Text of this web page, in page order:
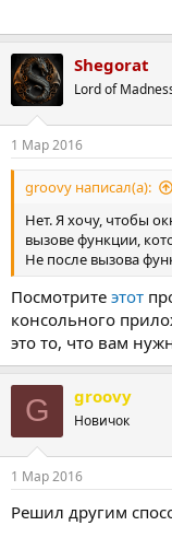
Shegorat
Lord of
1 Мар 2016
groovy написал(а):
Нет. Я хочу, чтобы
вызове функции,
Не после вызова
Посмотрите этот
консольного
это то, что вам
G groovy
Новичок
1 Мар 2016
Решил другим